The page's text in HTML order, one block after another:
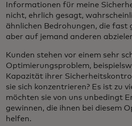
Informationen für meine
nicht, ehrlich gesagt,
ähnlichen Bedrohungen, die fast
aber auf jemand anderen
Kunden stehen vor einem sehr
Optimierungsproblem,
Kapazität ihrer
sie sich konzentrieren? Es ist zu
möchten sie von uns unbedingt
gewinnen, die ihnen bei diesem
helfen.